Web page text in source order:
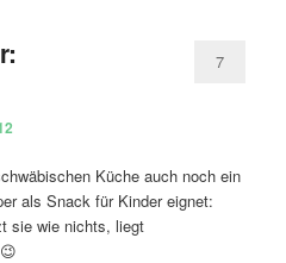
7
Küche auch noch ein
als Snack für Kinder eignet:
sie wie nichts, liegt